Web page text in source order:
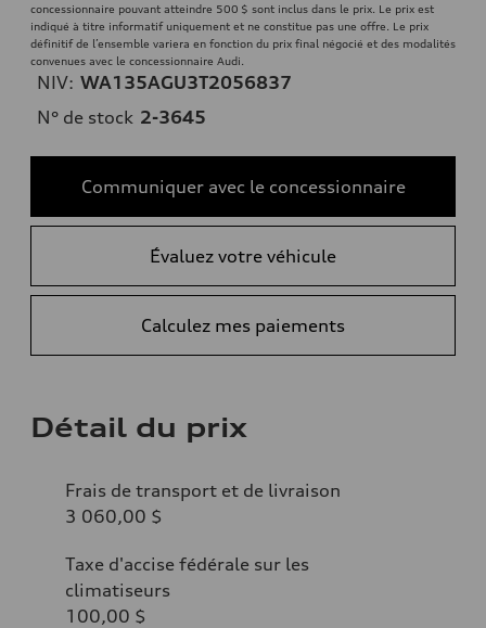
concessionnaire pouvant atteindre 500 $ sont inclus dans le prix. Le prix est
indiqué à titre informatif uniquement et ne constitue pas une offre. Le prix
définitif de l’ensemble variera en fonction du prix final négocié et des modalités
convenues avec le concessionnaire Audi.
NIV: WA135AGU3T2056837
N° de stock 2-3645
Communiquer avec le concessionnaire
Évaluez votre véhicule
Calculez mes paiements
Détail du prix
Frais de transport et de livraison
3 060,00 $
Taxe d'accise fédérale sur les
climatiseurs
100,00 $